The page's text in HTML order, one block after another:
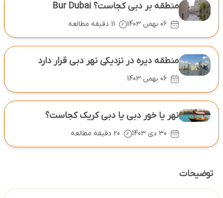
منطقه بر دبی کجاست؟ Bur Dubai
06 بهمن 1403
منطقه دیره در نزدیکی نهر دبی قرار دارد
06 بهمن 1403
نهر یا خور دبی یا دبی کریک کجاست؟
30 دی 1403 20 دقیقه مطالعه
توضیحات